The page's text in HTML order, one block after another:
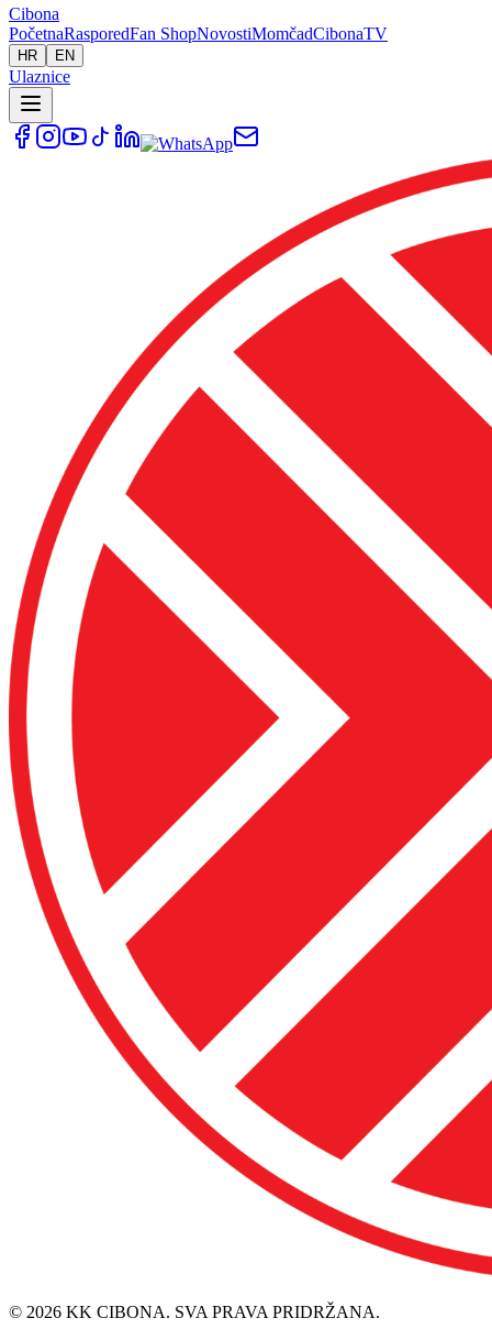
Cibona
PočetnaRasporedFan ShopNovostiMomčadCibonaTV
HR EN
Ulaznice
© 2026 KK CIBONA. SVA PRAVA PRIDRŽANA.